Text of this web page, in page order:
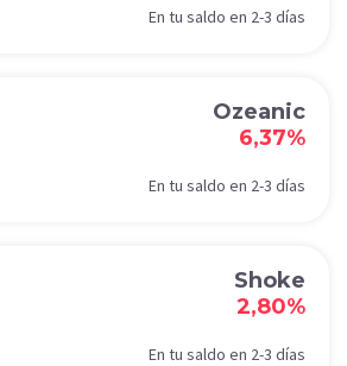
En tu saldo en 2-3 días
Ozeanic
6,37%
En tu saldo en 2-3 días
Shoke
2,80%
En tu saldo en 2-3 días